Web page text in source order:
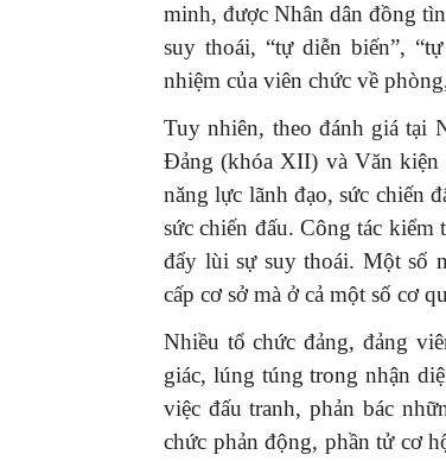
minh, được Nhân dân đồng
suy thoái, “tự diễn biến”,
nhiệm của viên chức về
Tuy nhiên, theo đánh giá tại
Đảng (khóa XII) và Văn
năng lực lãnh đạo, sức chiến
sức chiến đấu. Công tác kiểm
đẩy lùi sự suy thoái. Một số
cấp cơ sở mà ở cả một số cơ
Nhiều tổ chức đảng, đảng
giác, lúng túng trong nhận
việc đấu tranh, phản bác
chức phản động, phần tử cơ